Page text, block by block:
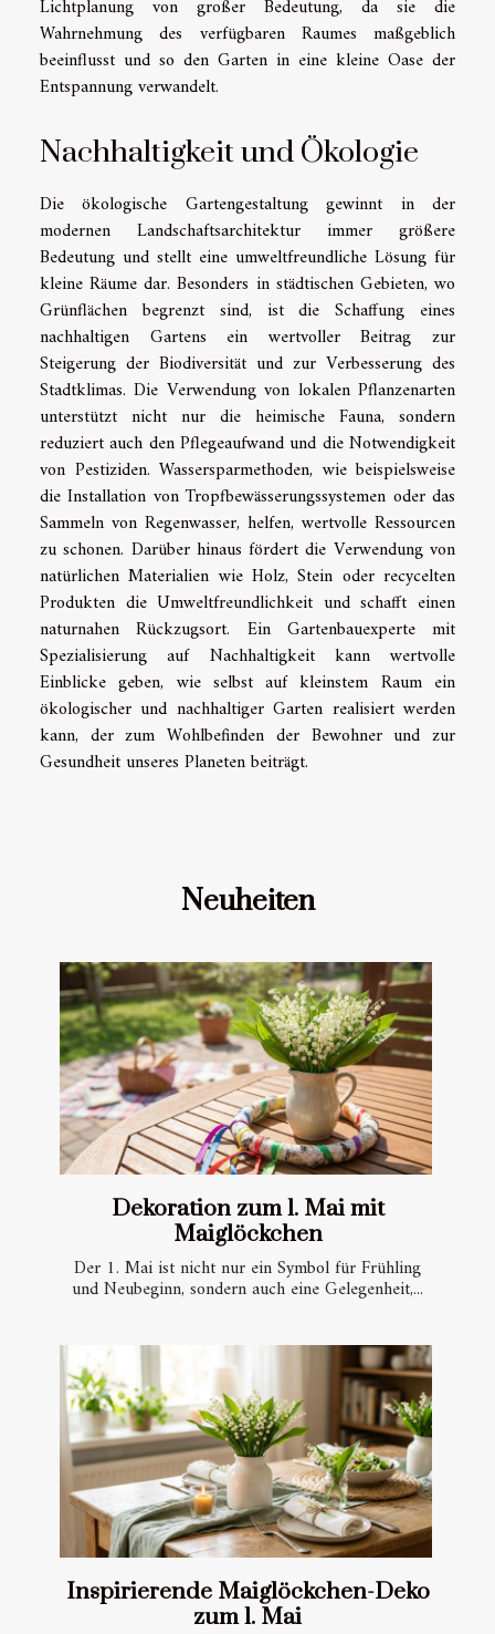
Lichtplanung von großer Bedeutung, da sie die
Wahrnehmung des verfügbaren Raumes maßgeblich
beeinflusst und so den Garten in eine kleine Oase der
Entspannung verwandelt.
Nachhaltigkeit und Ökologie
Die ökologische Gartengestaltung gewinnt in der
modernen Landschaftsarchitektur immer größere
Bedeutung und stellt eine umweltfreundliche Lösung für
kleine Räume dar. Besonders in städtischen Gebieten, wo
Grünflächen begrenzt sind, ist die Schaffung eines
nachhaltigen Gartens ein wertvoller Beitrag zur
Steigerung der Biodiversität und zur Verbesserung des
Stadtklimas. Die Verwendung von lokalen Pflanzenarten
unterstützt nicht nur die heimische Fauna, sondern
reduziert auch den Pflegeaufwand und die Notwendigkeit
von Pestiziden. Wassersparmethoden, wie beispielsweise
die Installation von Tropfbewässerungssystemen oder das
Sammeln von Regenwasser, helfen, wertvolle Ressourcen
zu schonen. Darüber hinaus fördert die Verwendung von
natürlichen Materialien wie Holz, Stein oder recycelten
Produkten die Umweltfreundlichkeit und schafft einen
naturnahen Rückzugsort. Ein Gartenbauexperte mit
Spezialisierung auf Nachhaltigkeit kann wertvolle
Einblicke geben, wie selbst auf kleinstem Raum ein
ökologischer und nachhaltiger Garten realisiert werden
kann, der zum Wohlbefinden der Bewohner und zur
Gesundheit unseres Planeten beiträgt.
Neuheiten
Dekoration zum 1. Mai mit
Maiglöckchen
Der 1. Mai ist nicht nur ein Symbol für Frühling
und Neubeginn, sondern auch eine Gelegenheit,...
Inspirierende Maiglöckchen-Deko
zum 1. Mai